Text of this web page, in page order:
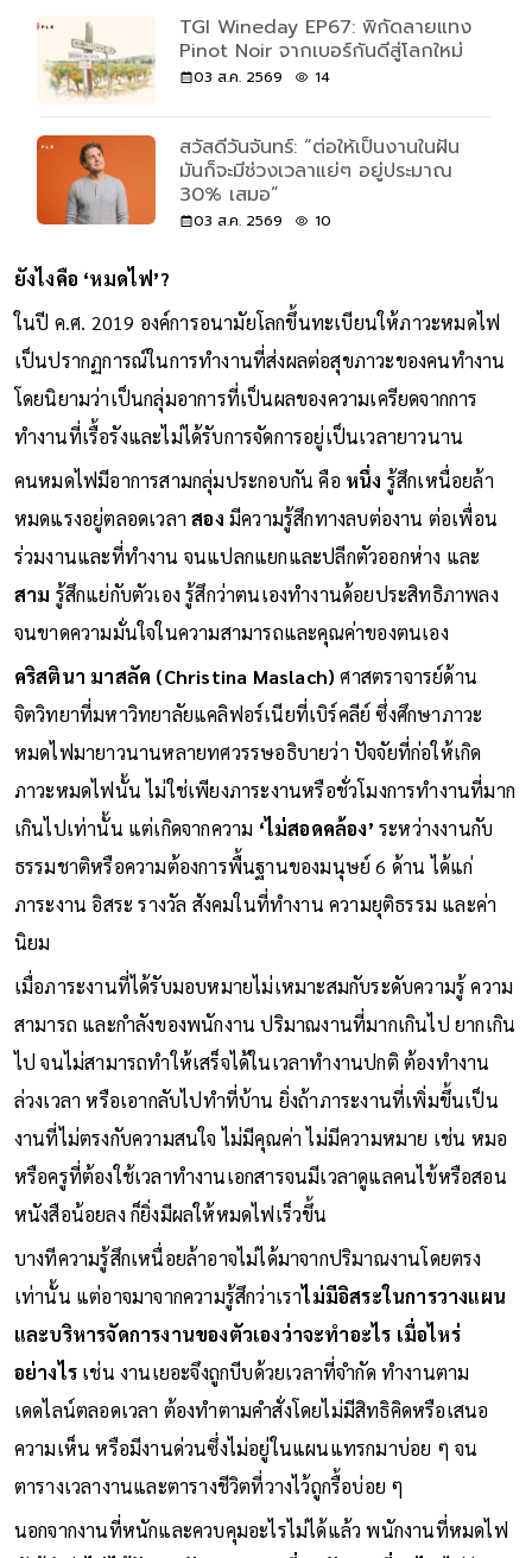
TGI Wineday EP67: พิกัดลายแทง
Pinot Noir จากเบอร์กันดีสู่โลกใหม่
03 ส.ค. 2569 14
สวัสดีวันจันทร์: “ต่อให้เป็นงานในฝัน
มันก็จะมีช่วงเวลาแย่ๆ อยู่ประมาณ
30% เสมอ”
03 ส.ค. 2569 10
ยังไงคือ ‘หมดไฟ’?
ในปี ค.ศ. 2019 องค์การอนามัยโลกขึ้นทะเบียนให้ภาวะหมดไฟ
เป็นปรากฏการณ์ในการทำงานที่ส่งผลต่อสุขภาวะของคนทำงาน
โดยนิยามว่าเป็นกลุ่มอาการที่เป็นผลของความเครียดจากการ
ทำงานที่เรื้อรังและไม่ได้รับการจัดการอยู่เป็นเวลายาวนาน
คนหมดไฟมีอาการสามกลุ่มประกอบกัน คือ หนึ่ง รู้สึกเหนื่อยล้า
หมดแรงอยู่ตลอดเวลาสอง มีความรู้สึกทางลบต่องาน ต่อเพื่อน
ร่วมงานและที่ทำงาน จนแปลกแยกและปลีกตัวออกห่าง และ
สาม รู้สึกแย่กับตัวเอง รู้สึกว่าตนเองทำงานด้อยประสิทธิภาพลง
จนขาดความมั่นใจในความสามารถและคุณค่าของตนเอง
คริสตินา มาสลัค (Christina Maslach) ศาสตราจารย์ด้าน
จิตวิทยาที่มหาวิทยาลัยแคลิฟอร์เนียที่เบิร์คลีย์ ซึ่งศึกษาภาวะ
หมดไฟมายาวนานหลายทศวรรษอธิบายว่า ปัจจัยที่ก่อให้เกิด
ภาวะหมดไฟนั้น ไม่ใช่เพียงภาระงานหรือชั่วโมงการทำงานที่มาก
เกินไปเท่านั้น แต่เกิดจากความ ‘ไม่สอดคล้อง’ ระหว่างงานกับ
ธรรมชาติหรือความต้องการพื้นฐานของมนุษย์ 6 ด้าน ได้แก่
ภาระงาน อิสระ รางวัล สังคมในที่ทำงาน ความยุติธรรม และค่า
นิยม
เมื่อภาระงานที่ได้รับมอบหมายไม่เหมาะสมกับระดับความรู้ ความ
สามารถ และกำลังของพนักงาน ปริมาณงานที่มากเกินไป ยากเกิน
ไป จนไม่สามารถทำให้เสร็จได้ในเวลาทำงานปกติ ต้องทำงาน
ล่วงเวลา หรือเอากลับไปทำที่บ้าน ยิ่งถ้าภาระงานที่เพิ่มขึ้นเป็น
งานที่ไม่ตรงกับความสนใจ ไม่มีคุณค่า ไม่มีความหมาย เช่น หมอ
หรือครูที่ต้องใช้เวลาทำงานเอกสารจนมีเวลาดูแลคนไข้หรือสอน
หนังสือน้อยลง ก็ยิ่งมีผลให้หมดไฟเร็วขึ้น
บางทีความรู้สึกเหนื่อยล้าอาจไม่ได้มาจากปริมาณงานโดยตรง
เท่านั้น แต่อาจมาจากความรู้สึกว่าเราไม่มีอิสระในการวางแผน
และบริหารจัดการงานของตัวเองว่าจะทำอะไร เมื่อไหร่
อย่างไร เช่น งานเยอะจึงถูกบีบด้วยเวลาที่จำกัด ทำงานตาม
เดดไลน์ตลอดเวลา ต้องทำตามคำสั่งโดยไม่มีสิทธิคิดหรือเสนอ
ความเห็น หรือมีงานด่วนซึ่งไม่อยู่ในแผนแทรกมาบ่อย ๆ จน
ตารางเวลางานและตารางชีวิตที่วางไว้ถูกรื้อบ่อย ๆ
นอกจากงานที่หนักและควบคุมอะไรไม่ได้แล้ว พนักงานที่หมดไฟ